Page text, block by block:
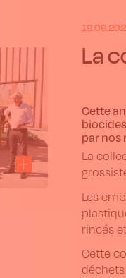
La
Cette
par nos
La
Les
rincés
Cette